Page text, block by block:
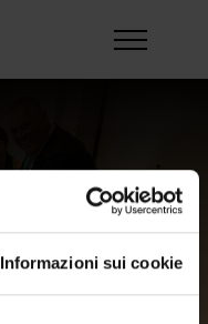
Informazioni sui cookie